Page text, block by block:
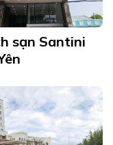
sạn Santini